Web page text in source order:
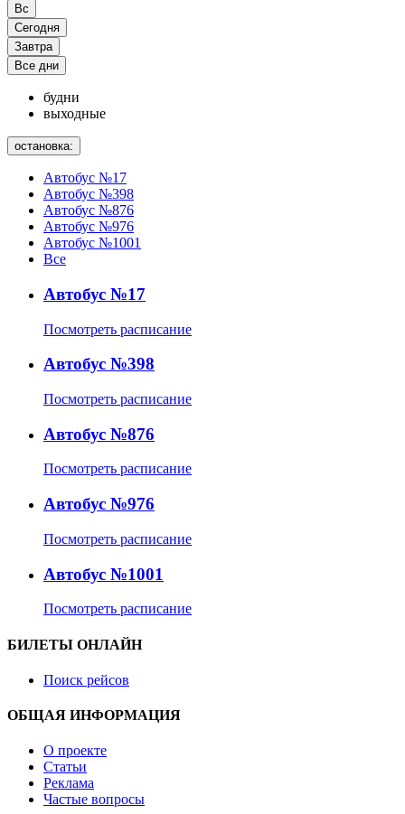
Вс
Сегодня
Завтра
Все дни
будни
выходные
остановка:
Автобус №17
Автобус №398
Автобус №876
Автобус №976
Автобус №1001
Все
Автобус №17
Посмотреть расписание
Автобус №398
Посмотреть расписание
Автобус №876
Посмотреть расписание
Автобус №976
Посмотреть расписание
Автобус №1001
Посмотреть расписание
БИЛЕТЫ ОНЛАЙН
Поиск рейсов
ОБЩАЯ ИНФОРМАЦИЯ
О проекте
Статьи
Реклама
Частые вопросы